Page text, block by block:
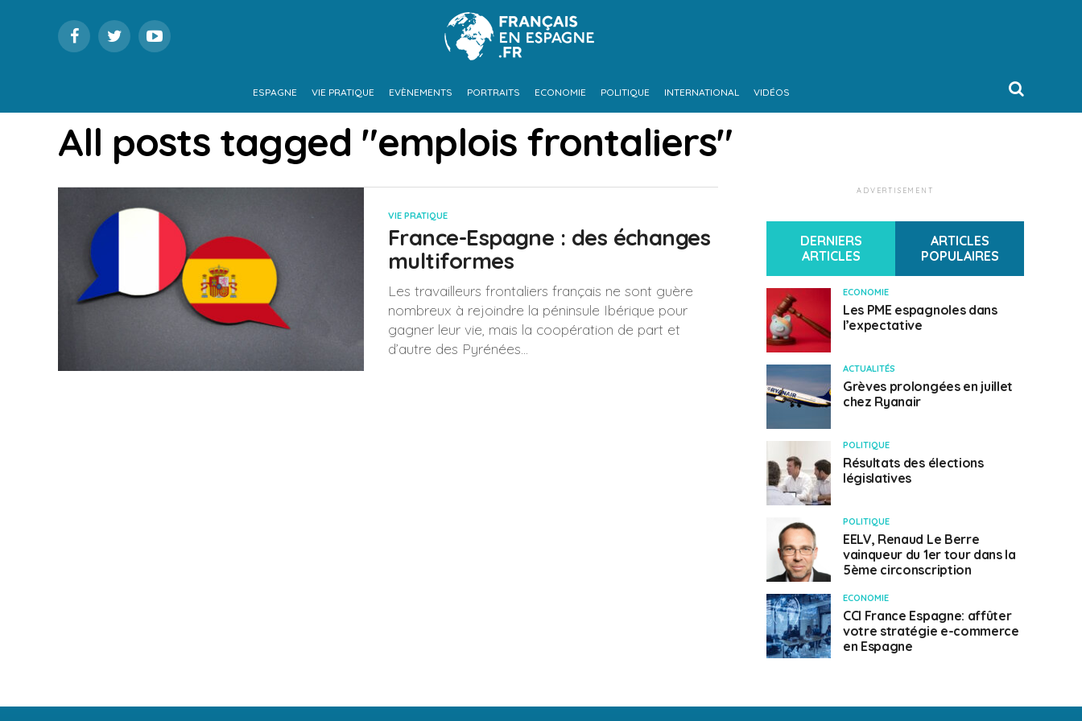
ESPAGNE VIE PRATIQUE EVÈNEMENTS PORTRAITS ECONOMIE POLITIQUE INTERNATIONAL VIDÉOS
All posts tagged "emplois frontaliers"
VIE PRATIQUE
France-Espagne : des échanges
multiformes
Les travailleurs frontaliers français ne sont guère
nombreux à rejoindre la péninsule Ibérique pour
gagner leur vie, mais la coopération de part et
d’autre des Pyrénées...
ADVERTISEMENT
DERNIERS
ARTICLES
ARTICLES
POPULAIRES
ECONOMIE
Les PME espagnoles dans
l’expectative
ACTUALITÉS
Grèves prolongées en juillet
chez Ryanair
POLITIQUE
Résultats des élections
législatives
POLITIQUE
EELV, Renaud Le Berre
vainqueur du 1er tour dans la
5ème circonscription
ECONOMIE
CCI France Espagne: affûter
votre stratégie e-commerce
en Espagne